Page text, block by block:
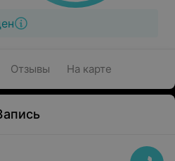
Отзывы На карте